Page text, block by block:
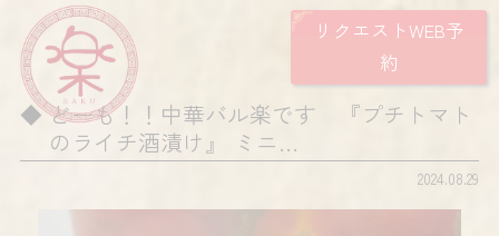
リクエストWEB予
約
どーも！！中華バル楽です 『プチトマト
のライチ酒漬け』 ミニ…
2024.08.29